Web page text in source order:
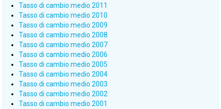
Tasso di cambio medio 2011
Tasso di cambio medio 2010
Tasso di cambio medio 2009
Tasso di cambio medio 2008
Tasso di cambio medio 2007
Tasso di cambio medio 2006
Tasso di cambio medio 2005
Tasso di cambio medio 2004
Tasso di cambio medio 2003
Tasso di cambio medio 2002
Tasso di cambio medio 2001